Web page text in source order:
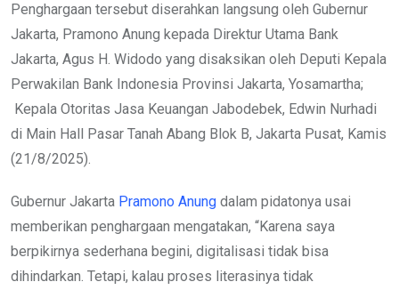
Penghargaan tersebut diserahkan langsung oleh Gubernur
Jakarta, Pramono Anung kepada Direktur Utama Bank
Jakarta, Agus H. Widodo yang disaksikan oleh Deputi Kepala
Perwakilan Bank Indonesia Provinsi Jakarta, Yosamartha;
Kepala Otoritas Jasa Keuangan Jabodebek, Edwin Nurhadi
di Main Hall Pasar Tanah Abang Blok B, Jakarta Pusat, Kamis
(21/8/2025).
Gubernur Jakarta Pramono Anung dalam pidatonya usai
memberikan penghargaan mengatakan, “Karena saya
berpikirnya sederhana begini, digitalisasi tidak bisa
dihindarkan. Tetapi, kalau proses literasinya tidak